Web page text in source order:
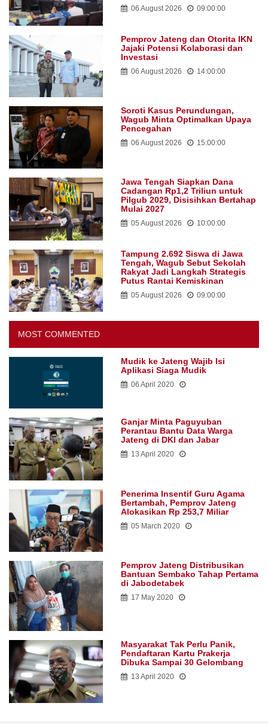
06 August 2026 09:00:00
Pemprov Jateng dan Otorita IKN
Jajaki Potensi Kolaborasi dan
Investasi
06 August 2026 14:00:00
Soroti Kasus Perundungan,
Wagub Minta Optimalkan Upaya
Pencegahan
06 August 2026 15:00:00
Jawa Tengah Siapkan Dana
Cadangan Rp1,2 Triliun untuk
Pilgub 2029, Disisihkan Bertahap
Mulai 2027
05 August 2026 10:00:00
Tampung 2.692 Siswa di Jawa
Tengah, Wagub Sebut Sekolah
Rakyat Jadi Langkah Strategis
Putus Rantai Kemiskinan
05 August 2026 09:00:00
MOST COMMENTED
Mudik ke Jateng Wajib Isi
Aplikasi Siaga Mudik
06 April 2020
Ganjar Minta Paguyuban
Perantau Bantu Data Warga
Jateng di DKI dan Jabar
13 April 2020
Penerima Insentif Guru Agama
Bertambah, Pemprov Jateng
Alokasikan Rp 253,7 Miliar
05 March 2020
Pemprov Jateng Distribusikan
Bantuan Sembako Tahap Pertama
di Jabodetabek
17 May 2020
Masyarakat Tak Perlu Panik,
Pendaftaran Kartu Prakerja
Dibuka Sampai 30 Gelombang
13 April 2020